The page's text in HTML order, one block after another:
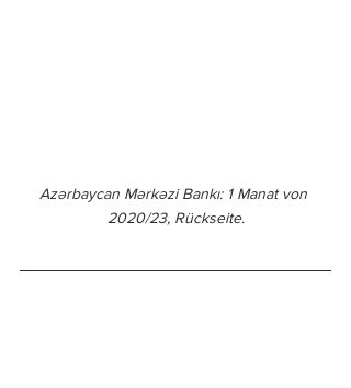
Azərbaycan Mərkəzi Bankı: 1 Manat von
2020/23, Rückseite.